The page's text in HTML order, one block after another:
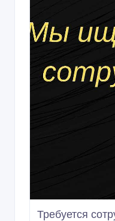
Требуется